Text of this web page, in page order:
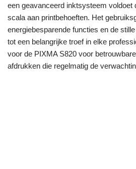
een geavanceerd inktsysteem voldoet
scala aan printbehoeften. Het
energiebesparende functies en de
tot een belangrijke troef in elke
voor de PIXMA S820 voor
afdrukken die regelmatig de